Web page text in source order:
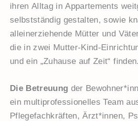
ihren Alltag in Appartements
selbstständig gestalten, sowie
alleinerziehende Mütter und
die in zwei Mutter-Kind-
und ein „Zuhause auf Zeit“ finden.
Die Betreuung der
ein multiprofessionelles Team
Pflegefachkräften, Ärzt*innen,